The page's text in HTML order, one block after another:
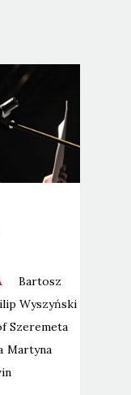
Bartosz
Wyszyński
Szeremeta
Martyna